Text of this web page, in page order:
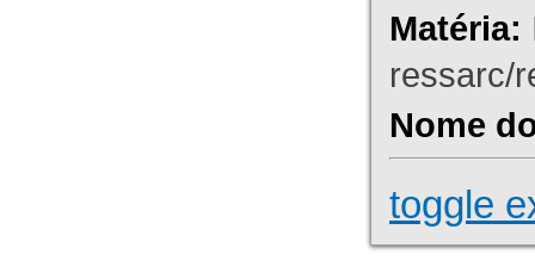
Matéria:
ressarc/
Nome
toggle